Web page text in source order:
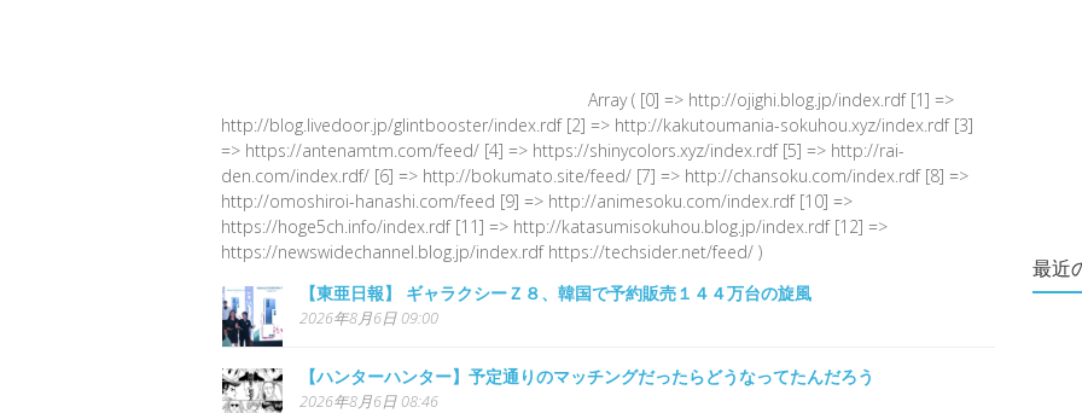
Array ( [0] => http://ojighi.blog.jp/index.rdf [1] =>
http://blog.livedoor.jp/glintbooster/index.rdf [2] => http://kakutoumania-sokuhou.xyz/index.rdf [3]
=> https://antenamtm.com/feed/ [4] => https://shinycolors.xyz/index.rdf [5] => http://rai-
den.com/index.rdf/ [6] => http://bokumato.site/feed/ [7] => http://chansoku.com/index.rdf [8] =>
http://omoshiroi-hanashi.com/feed [9] => http://animesoku.com/index.rdf [10] =>
https://hoge5ch.info/index.rdf [11] => http://katasumisokuhou.blog.jp/index.rdf [12] =>
https://newswidechannel.blog.jp/index.rdf https://techsider.net/feed/ )
【東亜日報】 ギャラクシーＺ８、韓国で予約販売１４４万台の旋風
2026年8月6日 09:00
【ハンターハンター】予定通りのマッチングだったらどうなってたんだろう
2026年8月6日 08:46
最近